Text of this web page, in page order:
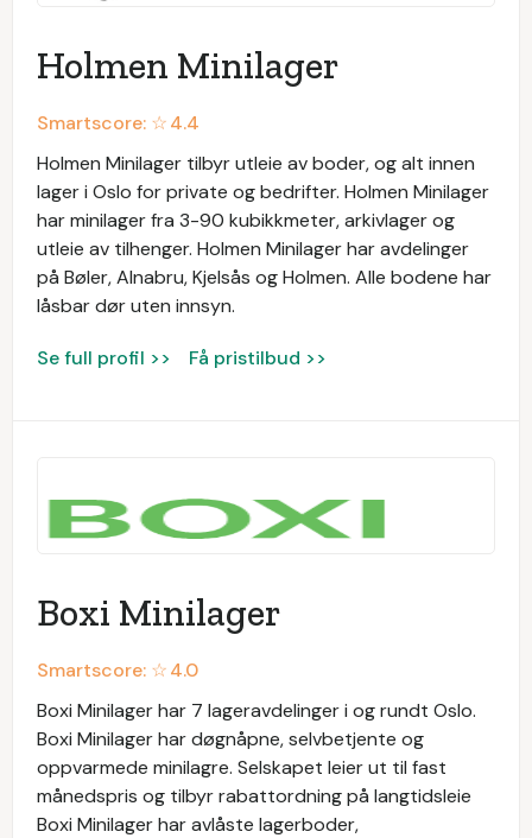
Holmen Minilager
Smartscore: ☆4.4
Holmen Minilager tilbyr utleie av boder, og alt innen
lager i Oslo for private og bedrifter. Holmen Minilager
har minilager fra 3-90 kubikkmeter, arkivlager og
utleie av tilhenger. Holmen Minilager har avdelinger
på Bøler, Alnabru, Kjelsås og Holmen. Alle bodene har
låsbar dør uten innsyn.
Se full profil >> Få pristilbud >>
Boxi Minilager
Smartscore: ☆4.0
Boxi Minilager har 7 lageravdelinger i og rundt Oslo.
Boxi Minilager har døgnåpne, selvbetjente og
oppvarmede minilagre. Selskapet leier ut til fast
månedspris og tilbyr rabattordning på langtidsleie
Boxi Minilager har avlåste lagerboder,